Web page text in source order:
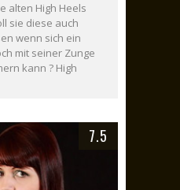
alten High Heels
sie diese auch
wenn sich ein
mit seiner Zunge
kann ? High
7.5